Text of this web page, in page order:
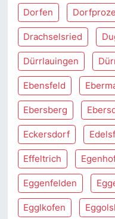
Dorfen
Drachselsried
Dürrlauingen
Ebensfeld
Ebersberg
Eckersdorf
Effeltrich
Eggenfelden
Egglkofen